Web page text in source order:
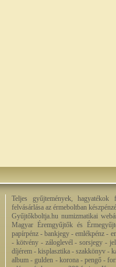
Teljes gyűjtemények,
felvásárlása az érmeboltban
Gyűjtőkboltja.hu numizmatikai
Magyar Éremgyűjtők és
papírpénz - bankjegy - emlékpénz -
- kötvény - záloglevél - sorsjegy -
díjérem - kisplasztika - szakkönyv -
album - gulden - korona - pengő -